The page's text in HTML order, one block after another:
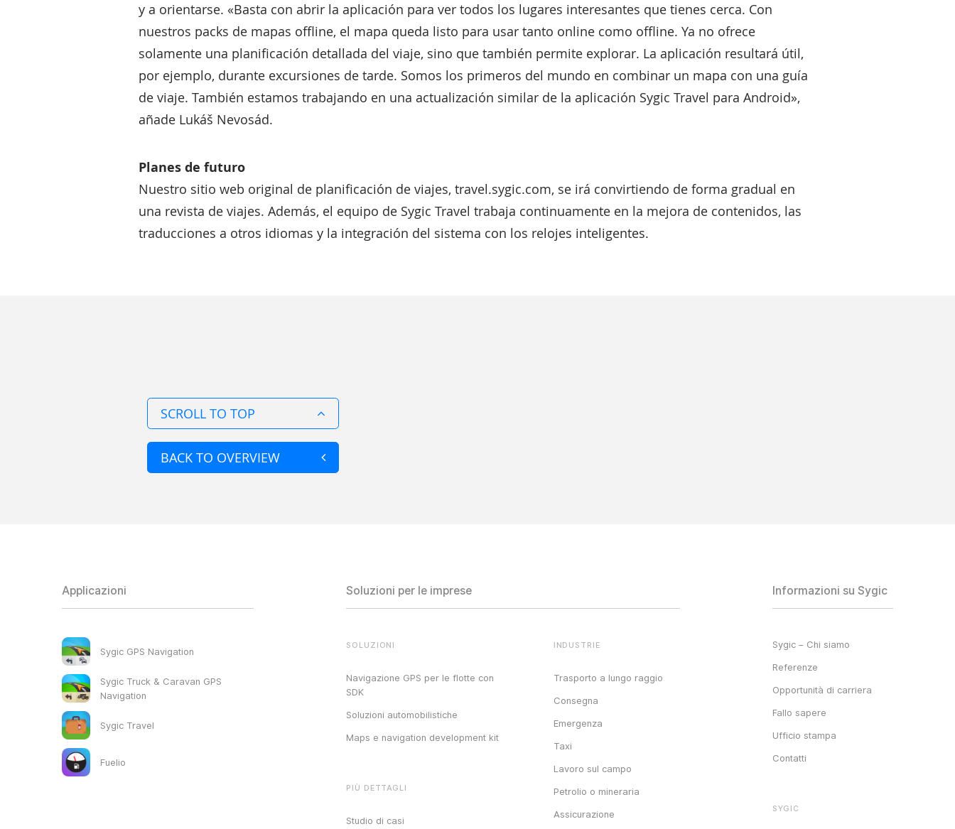
y a orientarse. «Basta con abrir la aplicación para ver todos los lugares interesantes que tienes cerca. Con
nuestros packs de mapas offline, el mapa queda listo para usar tanto online como offline. Ya no ofrece
solamente una planificación detallada del viaje, sino que también permite explorar. La aplicación resultará útil,
por ejemplo, durante excursiones de tarde. Somos los primeros del mundo en combinar un mapa con una guía
de viaje. También estamos trabajando en una actualización similar de la aplicación Sygic Travel para Android»,
añade Lukáš Nevosád.
Planes de futuro
Nuestro sitio web original de planificación de viajes, travel.sygic.com, se irá convirtiendo de forma gradual en
una revista de viajes. Además, el equipo de Sygic Travel trabaja continuamente en la mejora de contenidos, las
traducciones a otros idiomas y la integración del sistema con los relojes inteligentes.
SCROLL TO TOP
BACK TO OVERVIEW
Applicazioni
Sygic GPS Navigation
Sygic Truck & Caravan GPS
Navigation
Sygic Travel
Fuelio
Soluzioni per le imprese
SOLUZIONI
Navigazione GPS per le flotte con
SDK
Soluzioni automobilistiche
Maps e navigation development kit
PIÙ DETTAGLI
Studio di casi
INDUSTRIE
Trasporto a lungo raggio
Consegna
Emergenza
Taxi
Lavoro sul campo
Petrolio o mineraria
Assicurazione
Informazioni su Sygic
Sygic – Chi siamo
Referenze
Opportunità di carriera
Fallo sapere
Ufficio stampa
Contatti
SYGIC